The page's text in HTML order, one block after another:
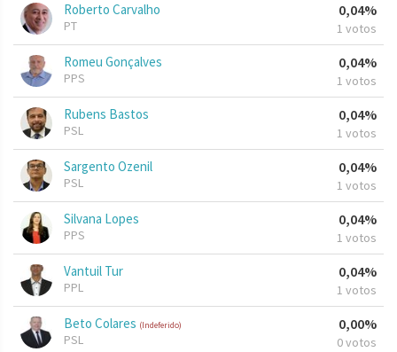
Roberto Carvalho
PT
0,04%
1 votos
Romeu Gonçalves
PPS
0,04%
1 votos
Rubens Bastos
PSL
0,04%
1 votos
Sargento Ozenil
PSL
0,04%
1 votos
Silvana Lopes
PPS
0,04%
1 votos
Vantuil Tur
PPL
0,04%
1 votos
Beto Colares (Indeferido)
PSL
0,00%
0 votos